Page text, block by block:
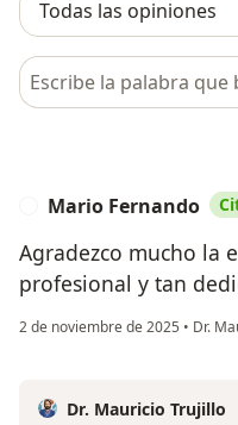
Busca en opiniones
Mario Fernando
Agradezco mucho la
profesional y tan
2 de noviembre de 2025 • Dr.
Dr. Mauricio Trujillo